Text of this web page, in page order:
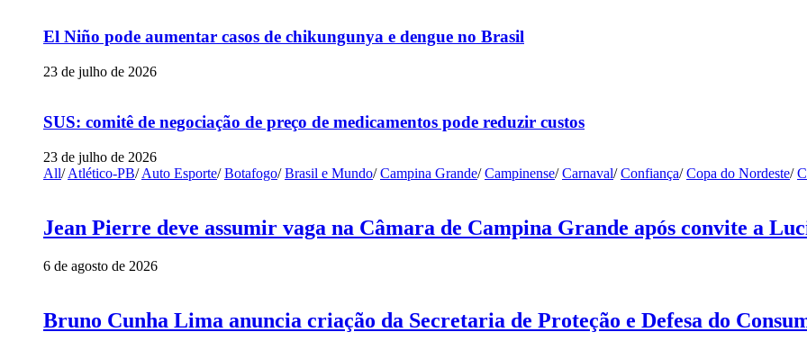
El Niño pode aumentar casos de chikungunya e dengue no Brasil
23 de julho de 2026
SUS: comitê de negociação de preço de medicamentos pode reduzir custos
23 de julho de 2026
All/ Atlético-PB/ Auto Esporte/ Botafogo/ Brasil e Mundo/ Campina Grande/ Campinense/ Carnaval/ Confiança/ Copa do Nordeste/
Jean Pierre deve assumir vaga na Câmara de Campina Grande após convite a
6 de agosto de 2026
Bruno Cunha Lima anuncia criação da Secretaria de Proteção e Defesa do